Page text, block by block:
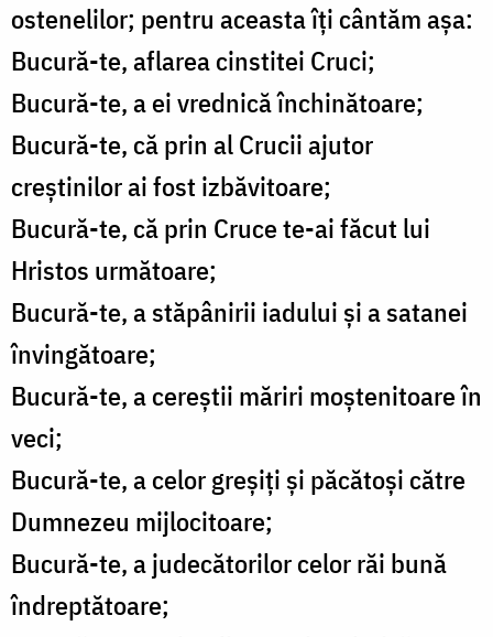
ostenelilor; pentru aceasta îţi cântăm aşa:
Bucură-te, aflarea cinstitei Cruci;
Bucură-te, a ei vrednică închinătoare;
Bucură-te, că prin al Crucii ajutor
creştinilor ai fost izbăvitoare;
Bucură-te, că prin Cruce te-ai făcut lui
Hristos următoare;
Bucură-te, a stăpânirii iadului şi a satanei
învingătoare;
Bucură-te, a cereştii măriri moştenitoare în
veci;
Bucură-te, a celor greşiţi şi păcătoşi către
Dumnezeu mijlocitoare;
Bucură-te, a judecătorilor celor răi bună
îndreptătoare;